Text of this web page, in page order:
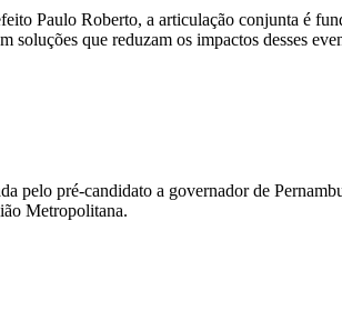
Paulo Roberto, a articulação conjunta é
soluções que reduzam os impactos desses
pelo pré-candidato a governador de
Metropolitana.